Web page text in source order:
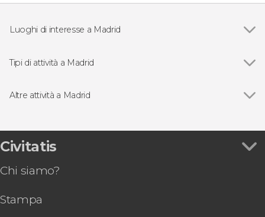
Luoghi di interesse a Madrid
Puerta del Sol
Mercato di San Miguel
Museo del Prado
Stadio Santiago Bernabéu
Museo Reina Sofía
Stadio Riyadh Air Metropolitano
Tipi di attività a Madrid
Free Tour a Madrid
Escursioni nei dintorni di Madrid
Autobus turistico a Madrid
Biglietti per acquari e zoo di Madrid
Altre attività a Madrid
Thyssen e Reina Sofía
Cena con spettacolo di opera e zarzuela nel
Corso di paella e sangria a Madrid
Tour della Plaza de Las Ventas
Civitatis
Chi siamo?
Stampa